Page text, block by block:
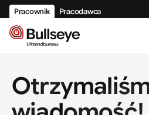
Pracownik Pracodawca